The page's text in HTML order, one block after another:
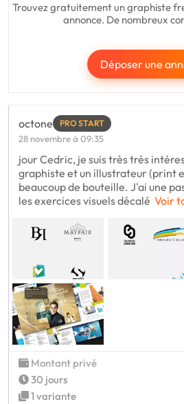
Trouvez gratuitement un graphiste
annonce. De nombreux
Déposer une
octone PRO START
28 novembre à 09:35
jour Cedric, je suis très très
graphiste et un illustrateur (print
beaucoup de bouteille. J'ai une
les exercices visuels décalé Voir
Montant privé
30 jours
1 variante